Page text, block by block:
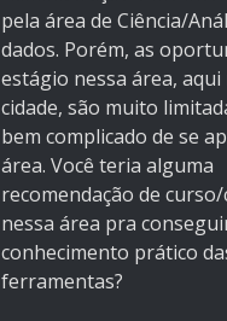
pela área de Ciência/
dados. Porém, as
estágio nessa área, aqui
cidade, são muito
bem complicado de se
área. Você teria alguma
recomendação de
nessa área pra
conhecimento prático
ferramentas?